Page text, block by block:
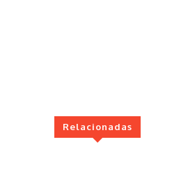
Relacionadas